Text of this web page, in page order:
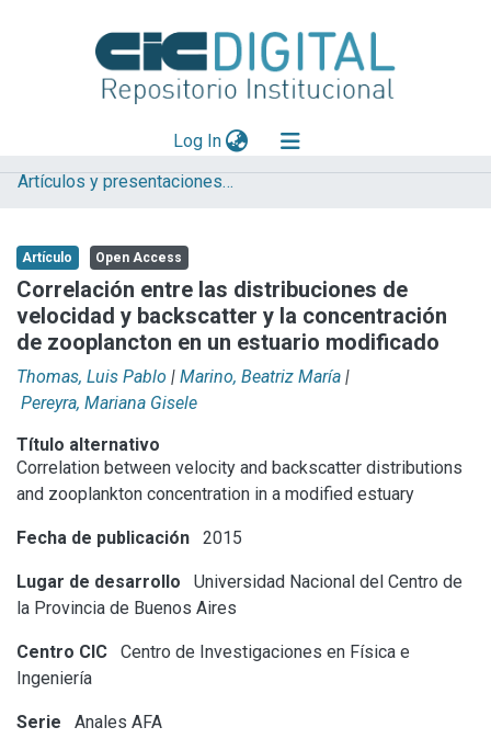
Log In(current)
Explorar
Aportar material
Statistics
Artículos y presentaciones en Congresos
Artículo Open Access
Correlación entre las distribuciones de
velocidad y backscatter y la concentración
de zooplancton en un estuario modificado
Thomas, Luis Pablo | Marino, Beatriz María |
Pereyra, Mariana Gisele
Título alternativo
Correlation between velocity and backscatter distributions
and zooplankton concentration in a modified estuary
Fecha de publicación 2015
Lugar de desarrollo
Universidad Nacional del Centro de
la Provincia de Buenos Aires
Centro CIC
Centro de Investigaciones en Física e
Ingeniería
Serie Anales AFA